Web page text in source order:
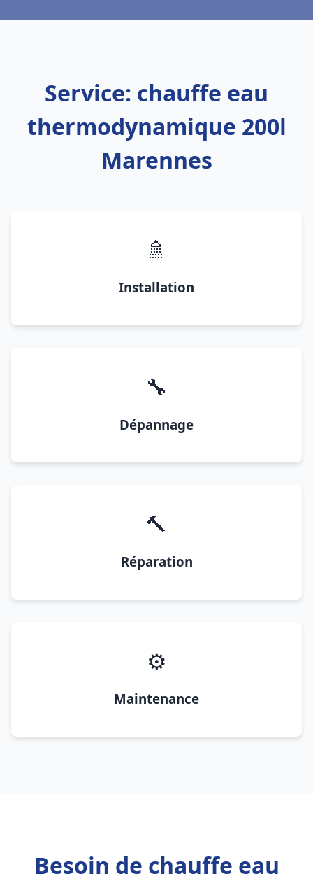
Service: chauffe eau
thermodynamique 200l
Marennes
🚿
Installation
🔧
Dépannage
🔨
Réparation
⚙️
Maintenance
Besoin de chauffe eau